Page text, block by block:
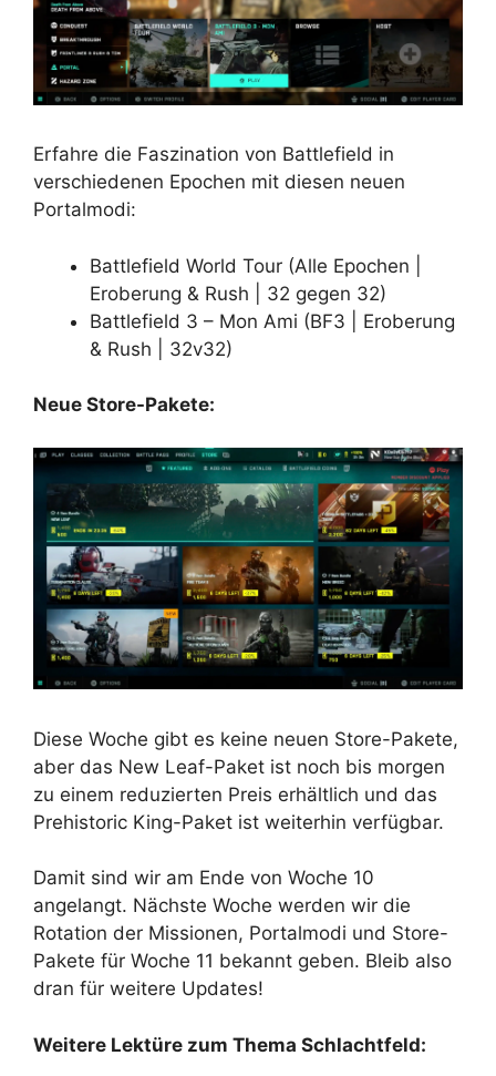
Erfahre die Faszination von Battlefield in
verschiedenen Epochen mit diesen neuen
Portalmodi:
Battlefield World Tour (Alle Epochen |
Eroberung & Rush | 32 gegen 32)
Battlefield 3 – Mon Ami (BF3 | Eroberung
& Rush | 32v32)
Neue Store-Pakete:
Diese Woche gibt es keine neuen Store-Pakete,
aber das New Leaf-Paket ist noch bis morgen
zu einem reduzierten Preis erhältlich und das
Prehistoric King-Paket ist weiterhin verfügbar.
Damit sind wir am Ende von Woche 10
angelangt. Nächste Woche werden wir die
Rotation der Missionen, Portalmodi und Store-
Pakete für Woche 11 bekannt geben. Bleib also
dran für weitere Updates!
Weitere Lektüre zum Thema Schlachtfeld: